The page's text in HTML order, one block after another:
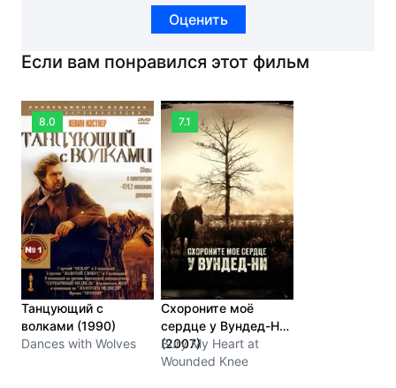
Оценить
Если вам понравился этот фильм
8.0
Танцующий с
волками (1990)
Dances with Wolves
7.1
Схороните моё
сердце у Вундед-Ни
(2007)
Bury My Heart at
Wounded Knee